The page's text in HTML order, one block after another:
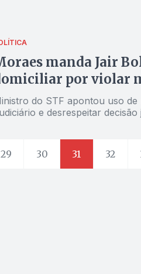
manda Jair
por violar
do STF apontou uso
e desrespeitar decisão
29 30 31 32